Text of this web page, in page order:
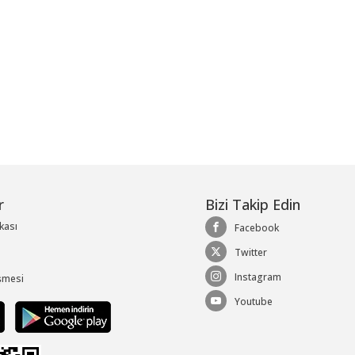
Bizi Takip Edin
Facebook
Twitter
Instagram
Youtube